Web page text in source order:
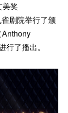
美奖
剧院举行了颁
Anthony
了播出。